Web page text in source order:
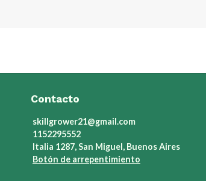
Contacto
skillgrower21@gmail.com
1152295552
Italia 1287, San Miguel, Buenos Aires
Botón de arrepentimiento